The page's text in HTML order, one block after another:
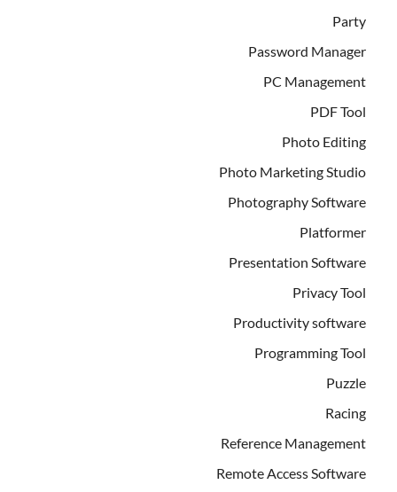
Party
Password Manager
PC Management
PDF Tool
Photo Editing
Photo Marketing Studio
Photography Software
Platformer
Presentation Software
Privacy Tool
Productivity software
Programming Tool
Puzzle
Racing
Reference Management
Remote Access Software